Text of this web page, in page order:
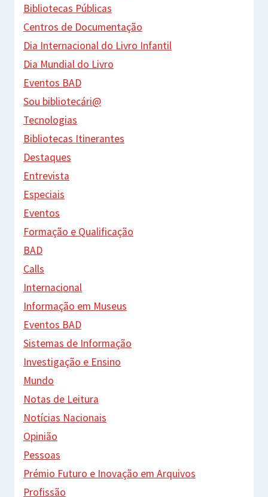
Bibliotecas Públicas
Centros de Documentação
Dia Internacional do Livro Infantil
Dia Mundial do Livro
Eventos BAD
Sou bibliotecári@
Tecnologias
Bibliotecas Itinerantes
Destaques
Entrevista
Especiais
Eventos
Formação e Qualificação
BAD
Calls
Internacional
Informação em Museus
Eventos BAD
Sistemas de Informação
Investigação e Ensino
Mundo
Notas de Leitura
Notícias Nacionais
Opinião
Pessoas
Prémio Futuro e Inovação em Arquivos
Profissão